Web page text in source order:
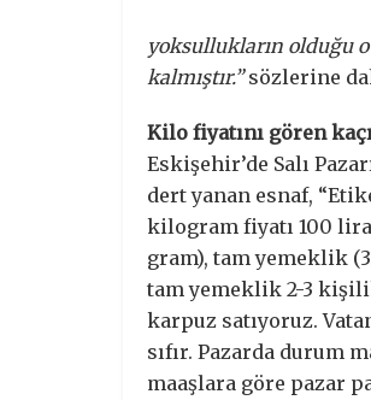
yoksullukların olduğu
kalmıştır.”sözlerine
Kilo fiyatını gören
Eskişehir’de Salı
dert yanan esnaf,
kilogram fiyatı 100
gram), tam yemeklik
tam yemeklik 2-3
karpuz satıyoruz.
sıfır. Pazarda durum
maaşlara göre pazar